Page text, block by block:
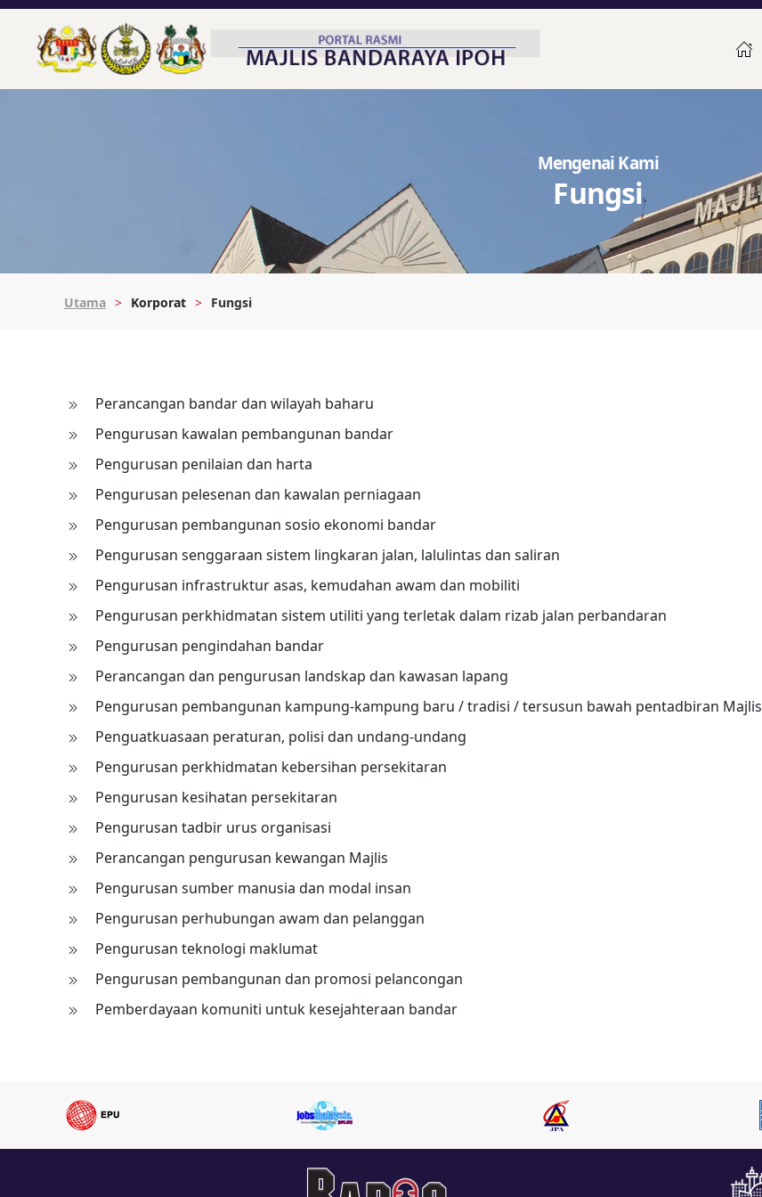
Mengenai Kami
Fungsi
Utama Korporat Fungsi
Perancangan bandar dan wilayah baharu
Pengurusan kawalan pembangunan bandar
Pengurusan penilaian dan harta
Pengurusan pelesenan dan kawalan perniagaan
Pengurusan pembangunan sosio ekonomi bandar
Pengurusan senggaraan sistem lingkaran jalan, lalulintas dan saliran
Pengurusan infrastruktur asas, kemudahan awam dan mobiliti
Pengurusan perkhidmatan sistem utiliti yang terletak dalam rizab jalan perbandaran
Pengurusan pengindahan bandar
Perancangan dan pengurusan landskap dan kawasan lapang
Pengurusan pembangunan kampung-kampung baru / tradisi / tersusun bawah pentadbiran Majlis
Penguatkuasaan peraturan, polisi dan undang-undang
Pengurusan perkhidmatan kebersihan persekitaran
Pengurusan kesihatan persekitaran
Pengurusan tadbir urus organisasi
Perancangan pengurusan kewangan Majlis
Pengurusan sumber manusia dan modal insan
Pengurusan perhubungan awam dan pelanggan
Pengurusan teknologi maklumat
Pengurusan pembangunan dan promosi pelancongan
Pemberdayaan komuniti untuk kesejahteraan bandar